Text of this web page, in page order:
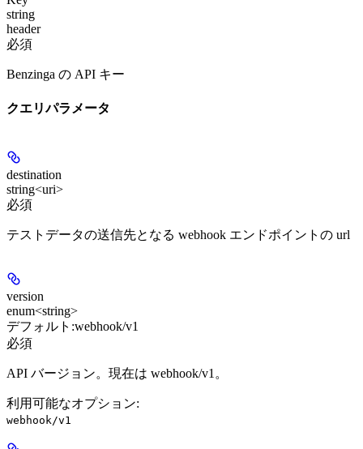
string
header
必須
Benzinga の API キー
クエリパラメータ
destination
string<uri>
必須
テストデータの送信先となる webhook エンドポイントの url
version
enum<string>
デフォルト:webhook/v1
必須
API バージョン。現在は webhook/v1。
利用可能なオプション:
webhook/v1